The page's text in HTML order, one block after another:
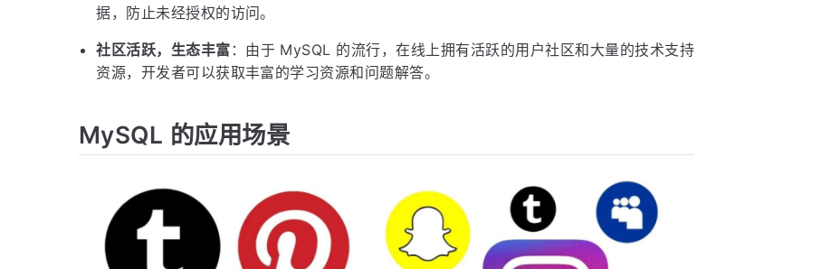
据，防止未经授权的访问。
社区活跃，生态丰富 ：由于 MySQL 的流行，在线上拥有活跃的用户社区和大量的技术支持
资源，开发者可以获取丰富的学习资源和问题解答。
MySQL 的应用场景